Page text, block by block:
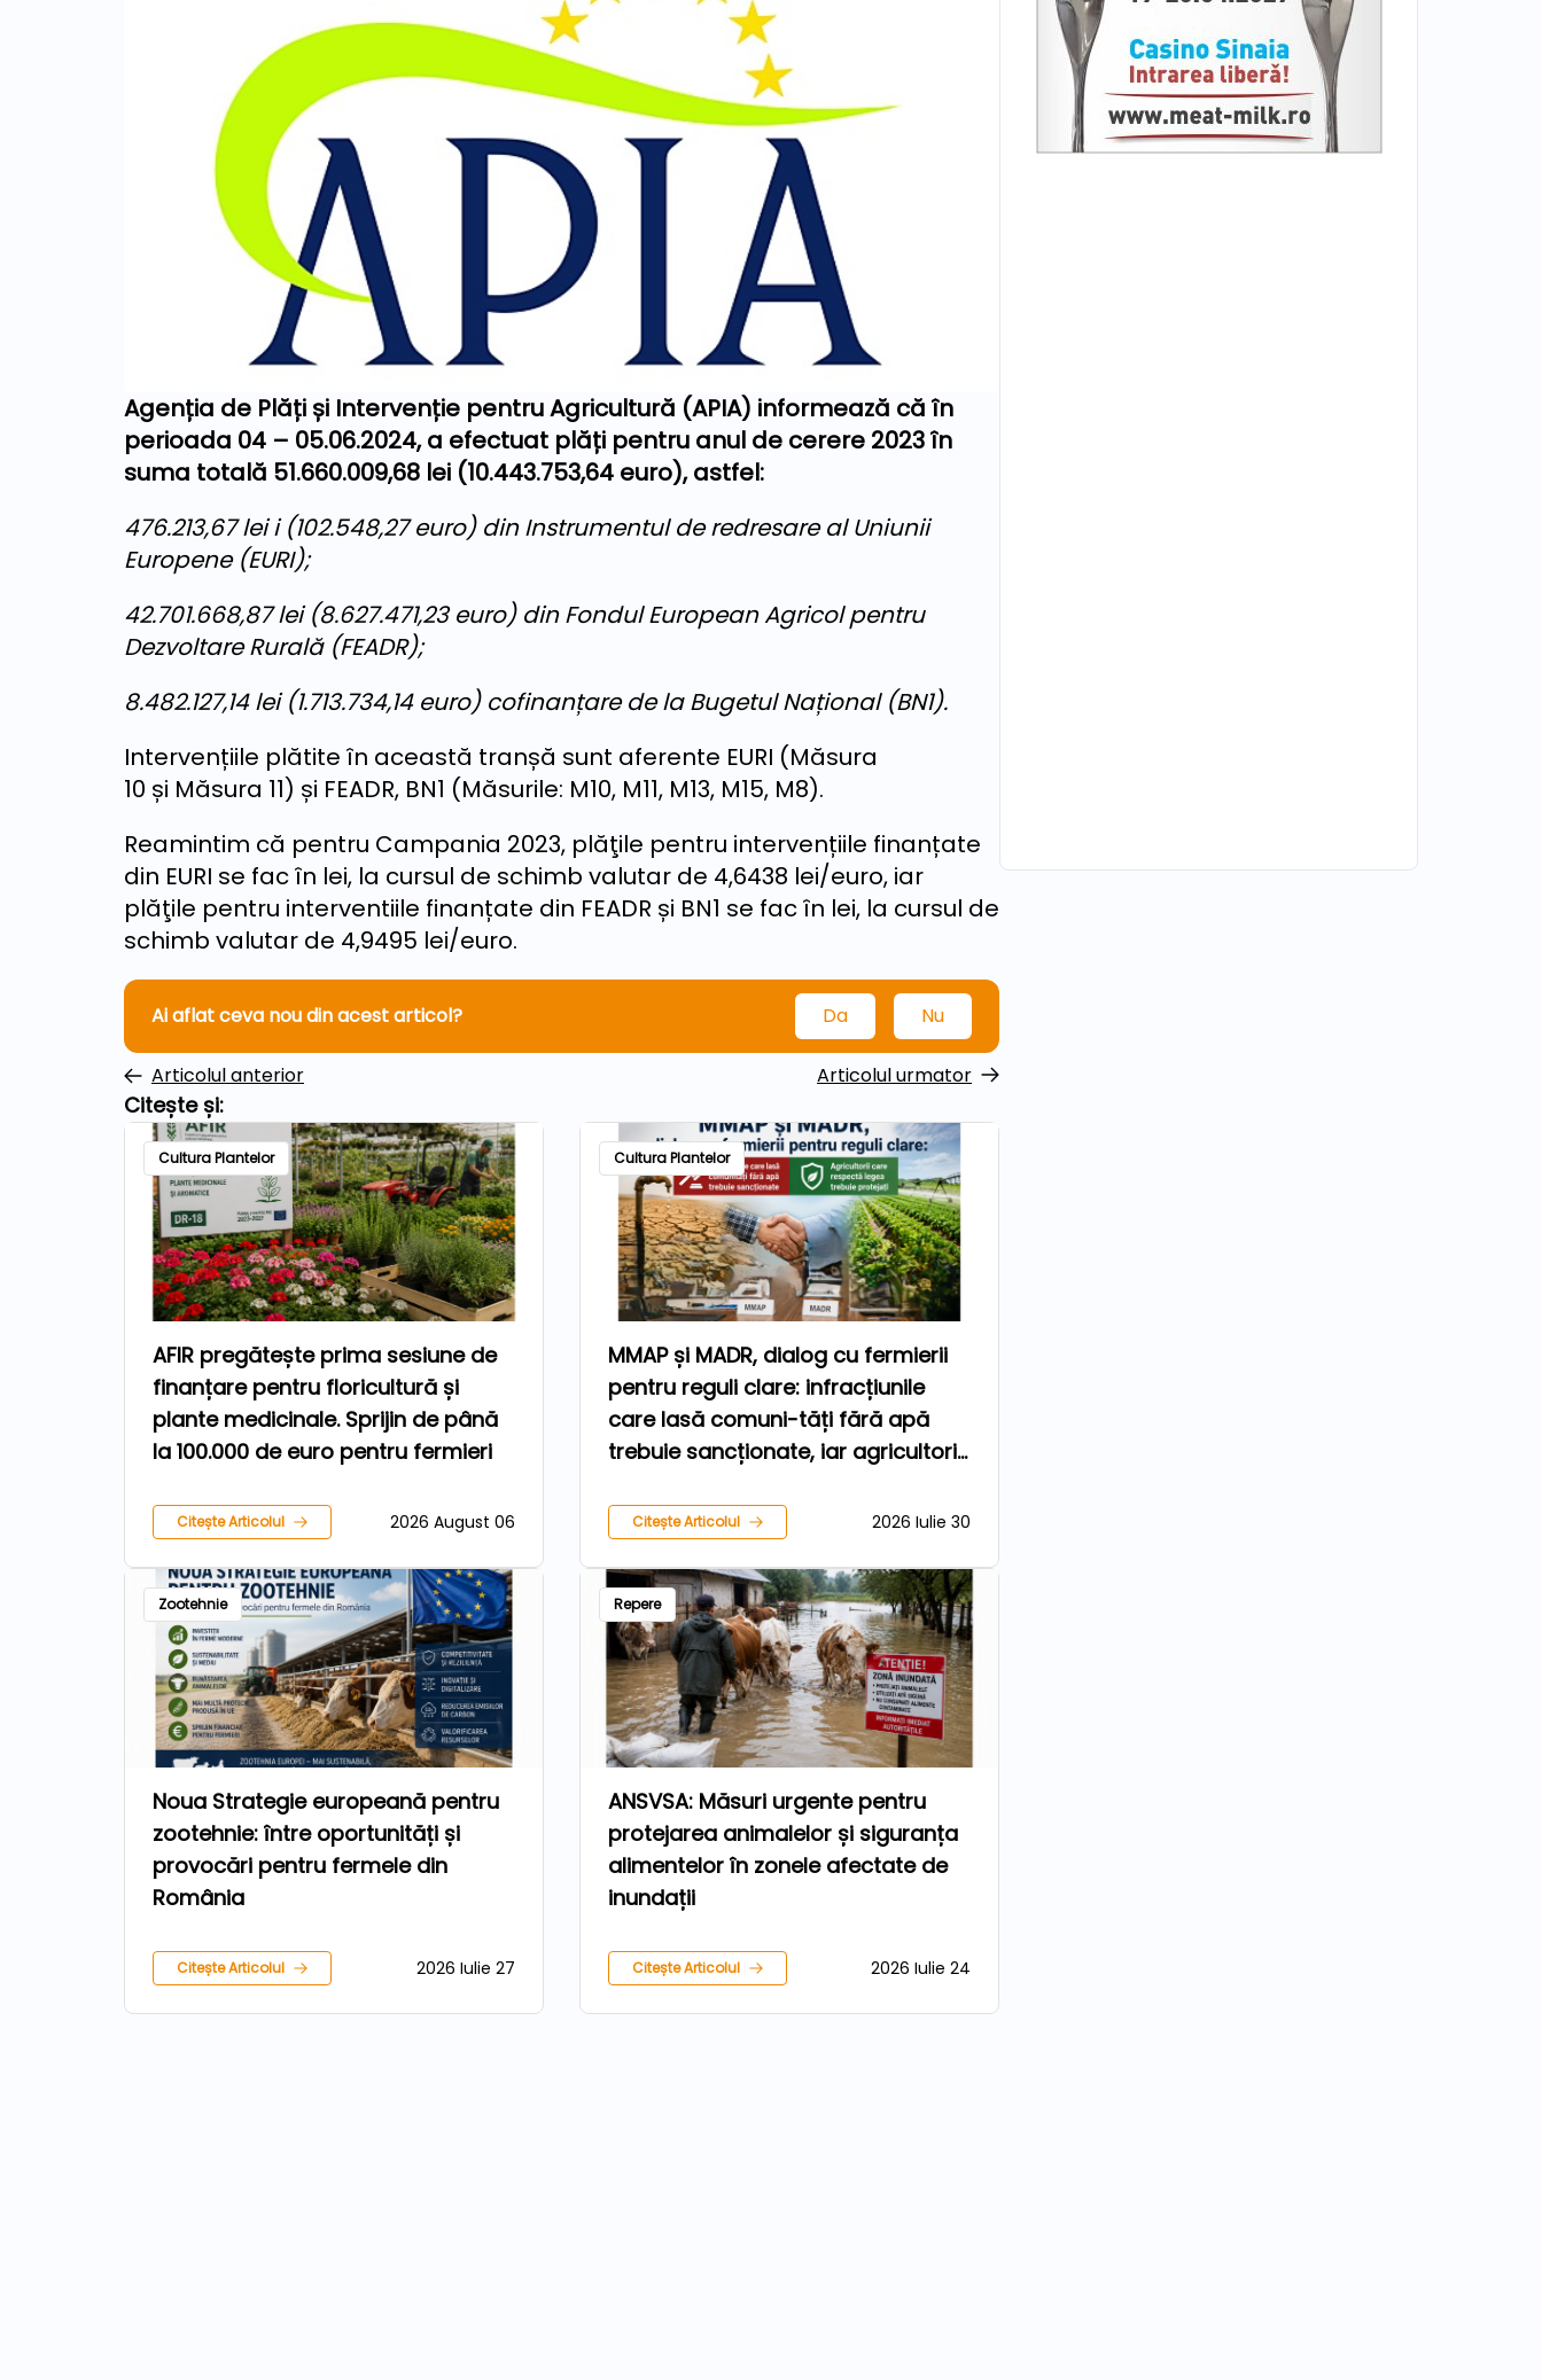
Agenția de Plăți și Intervenție pentru Agricultură (APIA) informează că în
perioada 04 – 05.06.2024, a efectuat plăți pentru anul de cerere 2023 în
suma totală 51.660.009,68 lei (10.443.753,64 euro), astfel:
476.213,67 lei i (102.548,27 euro) din Instrumentul de redresare al Uniunii
Europene (EURI);
42.701.668,87 lei (8.627.471,23 euro) din Fondul European Agricol pentru
Dezvoltare Rurală (FEADR);
8.482.127,14 lei (1.713.734,14 euro) cofinanțare de la Bugetul Național (BN1).
Intervențiile plătite în această tranșă sunt aferente EURI (Măsura
10 și Măsura 11) și FEADR, BN1 (Măsurile: M10, M11, M13, M15, M8).
Reamintim că pentru Campania 2023, plăţile pentru intervențiile finanțate
din EURI se fac în lei, la cursul de schimb valutar de 4,6438 lei/euro, iar
plăţile pentru interventiile finanțate din FEADR și BN1 se fac în lei, la cursul de
schimb valutar de 4,9495 lei/euro.
Ai aflat ceva nou din acest articol? Da Nu
Articolul anterior Articolul urmator
Citește și:
Cultura Plantelor
AFIR pregătește prima sesiune de
finanțare pentru floricultură și
plante medicinale. Sprijin de până
la 100.000 de euro pentru fermieri
Citește Articolul 2026 August 06
Cultura Plantelor
MMAP și MADR, dialog cu fermierii
pentru reguli clare: infracțiunile
care lasă comuni-tăți fără apă
trebuie sancționate, iar agricultorii
protejați
Citește Articolul 2026 Iulie 30
Zootehnie
Noua Strategie europeană pentru
zootehnie: între oportunități și
provocări pentru fermele din
România
Citește Articolul 2026 Iulie 27
Repere
ANSVSA: Măsuri urgente pentru
protejarea animalelor și siguranța
alimentelor în zonele afectate de
inundații
Citește Articolul 2026 Iulie 24